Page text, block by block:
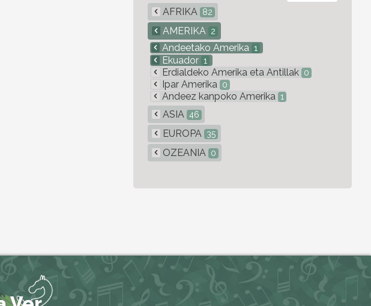
AFRIKA 82
AMERIKA 2
Andeetako Amerika 1
Ekuador 1
Erdialdeko Amerika eta Antillak 0
Ipar Amerika 0
Andeez kanpoko Amerika 1
ASIA 46
EUROPA 35
OZEANIA 0